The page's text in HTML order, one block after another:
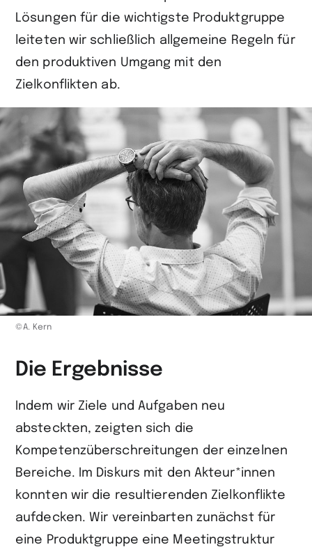
Lösungen für die wichtigste Produktgruppe
leiteten wir schließlich allgemeine Regeln für
den produktiven Umgang mit den
Zielkonflikten ab.
©A. Kern
Die Ergebnisse
Indem wir Ziele und Aufgaben neu
absteckten, zeigten sich die
Kompetenzüberschreitungen der einzelnen
Bereiche. Im Diskurs mit den Akteur*innen
konnten wir die resultierenden Zielkonflikte
aufdecken. Wir vereinbarten zunächst für
eine Produktgruppe eine Meetingstruktur